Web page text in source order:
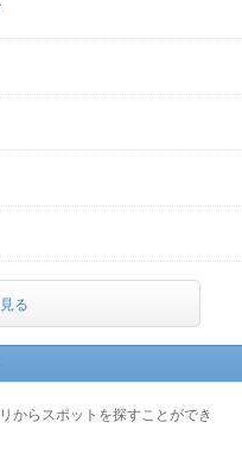
る
からスポットを探すことができ